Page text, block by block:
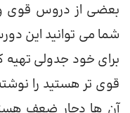
بعضی از دروس قوی
شما می توانید این
برای خود جدولی تهیه
قوی تر هستید را
آن ها دچار ضعف